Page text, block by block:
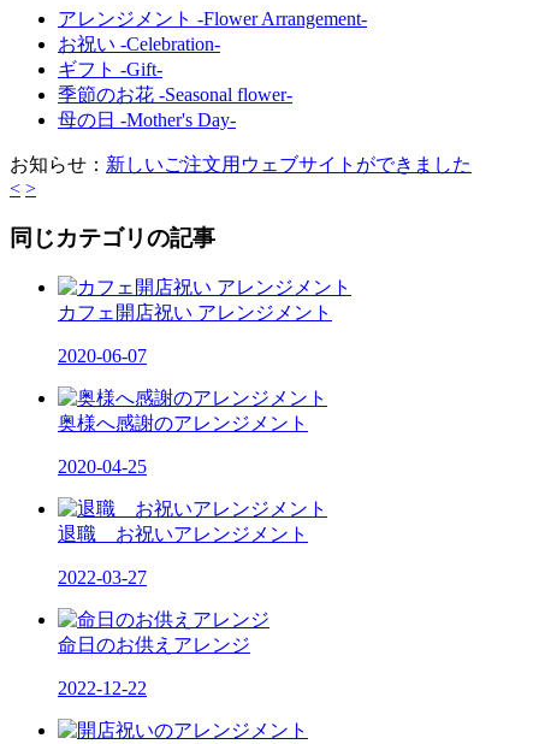
アレンジメント -Flower Arrangement-
お祝い -Celebration-
ギフト -Gift-
季節のお花 -Seasonal flower-
母の日 -Mother's Day-
お知らせ： 新しいご注文用ウェブサイトができました
< >
同じカテゴリの記事
カフェ開店祝い アレンジメント
2020-06-07
奥様へ感謝のアレンジメント
2020-04-25
退職 お祝いアレンジメント
2022-03-27
命日のお供えアレンジ
2022-12-22